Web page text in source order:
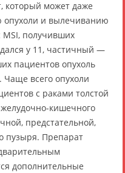
который может даже
опухоли и вылечиванию
MSI, получивших
у 11, частичный —
пациентов опухоль
Чаще всего опухоли
с раками толстой
кишечного
предстательной,
пузыря. Препарат
дополнительные